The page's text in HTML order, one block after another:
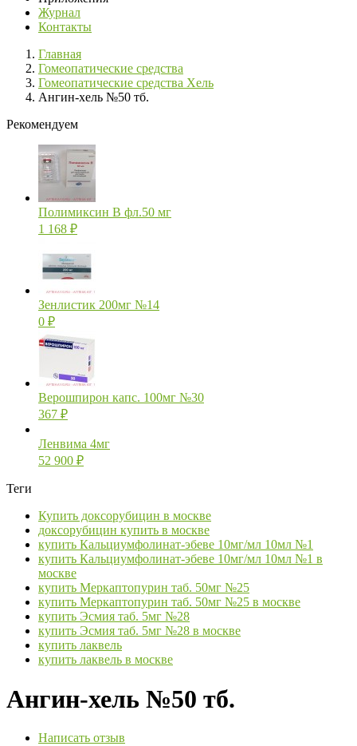
Журнал
Контакты
Главная
Гомеопатические средства
Гомеопатические средства Хель
Ангин-хель №50 тб.
Рекомендуем
Полимиксин В фл.50 мг
1 168 ₽
Зенлистик 200мг №14
0 ₽
Верошпирон капс. 100мг №30
367 ₽
Ленвима 4мг
52 900 ₽
Теги
Купить доксорубицин в москве
доксорубицин купить в москве
купить Кальциумфолинат-эбеве 10мг/мл 10мл №1
купить Кальциумфолинат-эбеве 10мг/мл 10мл №1 в
москве
купить Меркаптопурин таб. 50мг №25
купить Меркаптопурин таб. 50мг №25 в москве
купить Эсмия таб. 5мг №28
купить Эсмия таб. 5мг №28 в москве
купить лаквель
купить лаквель в москве
Ангин-хель №50 тб.
Написать отзыв